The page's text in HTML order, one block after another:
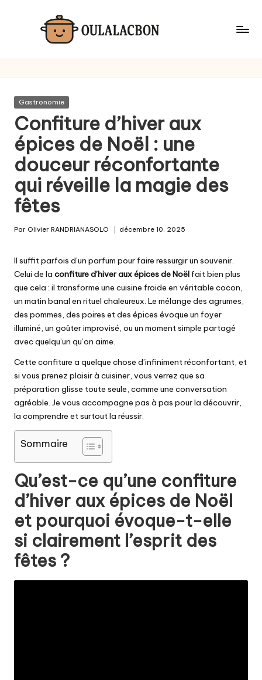
Posted
Gastronomie
Confiture d’hiver aux
épices de Noël : une
douceur réconfortante
qui réveille la magie des
fêtes
Par Olivier RANDRIANASOLO décembre 10, 2025
Il suffit parfois d’un parfum pour faire ressurgir un souvenir.
Celui de la confiture d’hiver aux épices de Noël fait bien plus
que cela : il transforme une cuisine froide en véritable cocon,
un matin banal en rituel chaleureux. Le mélange des agrumes,
des pommes, des poires et des épices évoque un foyer
illuminé, un goûter improvisé, ou un moment simple partagé
avec quelqu’un qu’on aime.
Cette confiture a quelque chose d’infiniment réconfortant, et
si vous prenez plaisir à cuisiner, vous verrez que sa
préparation glisse toute seule, comme une conversation
agréable. Je vous accompagne pas à pas pour la découvrir,
la comprendre et surtout la réussir.
Sommaire
Qu’est-ce qu’une confiture
d’hiver aux épices de Noël
et pourquoi évoque-t-elle
si clairement l’esprit des
fêtes ?